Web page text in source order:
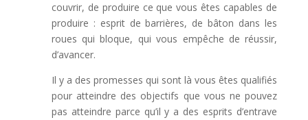
couvrir, de produire ce que vous êtes capables de
produire : esprit de barrières, de bâton dans les
roues qui bloque, qui vous empêche de réussir,
d’avancer.
Il y a des promesses qui sont là vous êtes qualifiés
pour atteindre des objectifs que vous ne pouvez
pas atteindre parce qu’il y a des esprits d’entrave